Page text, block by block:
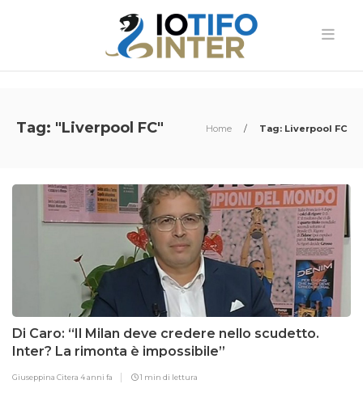
Tag: "Liverpool FC" Home / Tag: Liverpool FC
Di Caro: “Il Milan deve credere nello scudetto.
Inter? La rimonta è impossibile”
Giuseppina Citera 4 anni fa 1 min di lettura